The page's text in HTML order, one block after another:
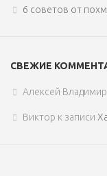
6 советов от
СВЕЖИЕ
Алексей
Виктор к записи